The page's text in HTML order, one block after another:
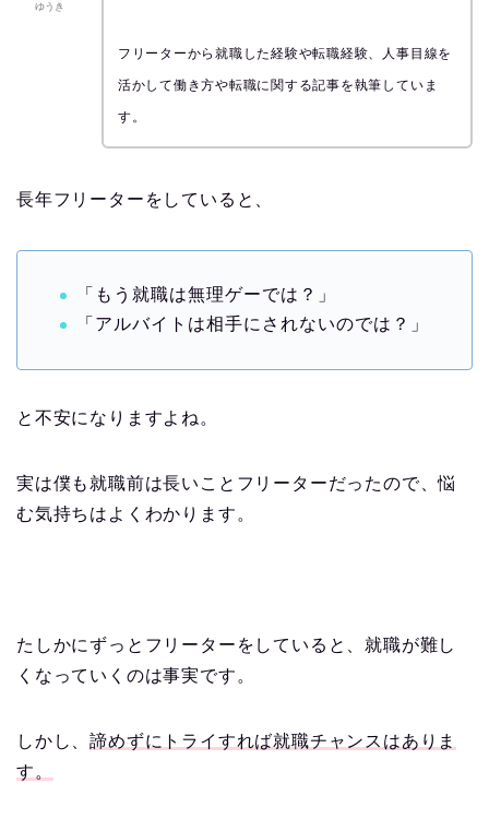
ゆうき
フリーターから就職した経験や転職経験、人事目線を
活かして働き方や転職に関する記事を執筆していま
す。
長年フリーターをしていると、
「もう就職は無理ゲーでは？」
「アルバイトは相手にされないのでは？」
と不安になりますよね。
実は僕も就職前は長いことフリーターだったので、悩
む気持ちはよくわかります。
たしかにずっとフリーターをしていると、就職が難し
くなっていくのは事実です。
しかし、諦めずにトライすれば就職チャンスはありま
す。